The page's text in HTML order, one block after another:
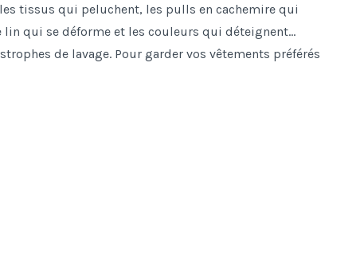
tissus qui peluchent, les pulls en cachemire qui
lin qui se déforme et les couleurs qui déteignent...
de lavage. Pour garder vos vêtements préférés